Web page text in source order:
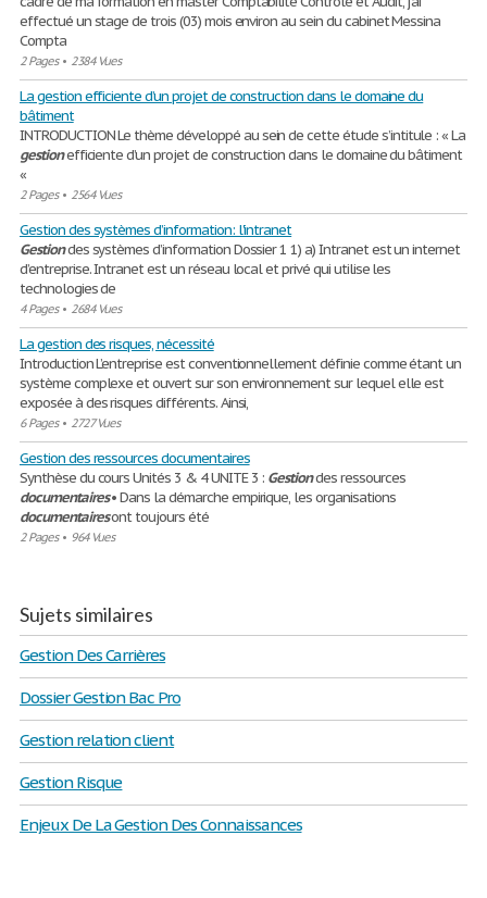
effectué un stage de trois (03) mois environ au sein du cabinet Messina
Compta
2 Pages• 2384 Vues
La gestion efficiente d’un projet de construction dans le domaine du
bâtiment
INTRODUCTION Le thème développé au sein de cette étude s’intitule : « La
gestionefficiente d’un projet de construction dans le domaine du bâtiment
«
2 Pages• 2564 Vues
Gestion des systèmes d’information: l'intranet
Gestiondes systèmes d’information Dossier 1 1) a) Intranet est un internet
d’entreprise. Intranet est un réseau local et privé qui utilise les
technologies de
4 Pages• 2684 Vues
La gestion des risques, nécessité
Introduction L’entreprise est conventionnellement définie comme étant un
système complexe et ouvert sur son environnement sur lequel elle est
exposée à des risques différents. Ainsi,
6 Pages• 2727 Vues
Gestion des ressources documentaires
Synthèse du cours Unités 3 & 4 UNITE 3 : Gestiondes ressources
documentaires• Dans la démarche empirique, les organisations
documentairesont toujours été
2 Pages• 964 Vues
Sujets similaires
Gestion Des Carrières
Dossier Gestion Bac Pro
Gestion relation client
Gestion Risque
Enjeux De La Gestion Des Connaissances